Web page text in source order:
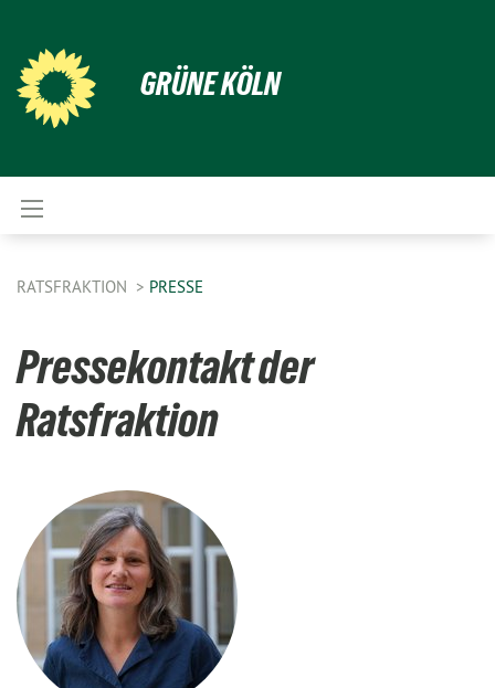
GRÜNE KÖLN
RATSFRAKTION PRESSE
Pressekontakt der
Ratsfraktion